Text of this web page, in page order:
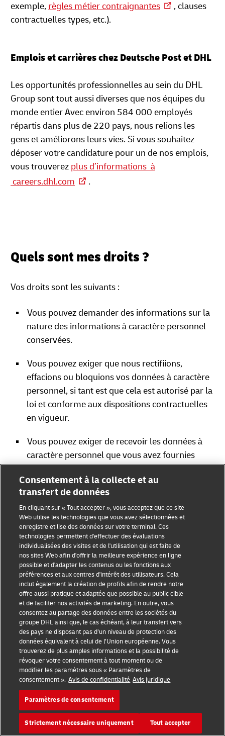
exemple, règles métier contraignantes
, clauses
contractuelles types, etc.).
Emplois et carrières chez Deutsche Post et DHL
Les opportunités professionnelles au sein du DHL
Group sont tout aussi diverses que nos équipes du
monde entier Avec environ 584 000 employés
répartis dans plus de 220 pays, nous relions les
gens et améliorons leurs vies. Si vous souhaitez
déposer votre candidature pour un de nos emplois,
vous trouverez plus d’informations à
careers.dhl.com
.
Quels sont mes droits ?
Vos droits sont les suivants :
Vous pouvez demander des informations sur la
nature des informations à caractère personnel
conservées.
Vous pouvez exiger que nous rectifiions,
effacions ou bloquions vos données à caractère
personnel, si tant est que cela est autorisé par la
loi et conforme aux dispositions contractuelles
en vigueur.
Vous pouvez exiger de recevoir les données à
caractère personnel que vous avez fournies
dans un format structuré, couramment utilisé et
lisible par machine.
Vous êtes en droit d’introduire une réclamation
auprès d’une autorité de contrôle.
Identifier votre autorité de protection des données
Droit d’obtention
Vous pouvez obtenir vos informations en contactant
le délégué à la protection des données ici:DHL à la
protection des données.
Droit d’opposition
Le droit d’opposition s’applique à tous les
Consentement à la collecte et au
transfert de données
En cliquant sur « Tout accepter », vous acceptez que ce site
Web utilise les technologies que vous avez sélectionnées et
enregistre et lise des données sur votre terminal. Ces
technologies permettent d'effectuer des évaluations
individualisées des visites et de l'utilisation qui est faite de
nos sites Web afin d'offrir la meilleure expérience en ligne
possible et d'adapter les contenus ou les fonctions aux
préférences et aux centres d'intérêt des utilisateurs. Cela
inclut également la création de profils afin de rendre notre
offre aussi pratique et adaptée que possible au public cible
et de faciliter nos activités de marketing. En outre, vous
consentez au partage des données entre les sociétés du
groupe DHL ainsi que, le cas échéant, à leur transfert vers
des pays ne disposant pas d’un niveau de protection des
données équivalent à celui de l’Union européenne. Vous
trouverez de plus amples informations et la possibilité de
révoquer votre consentement à tout moment ou de
modifier les paramètres sous « Paramètres de
consentement ». Avis de confidentialité Avis juridique
Paramètres de consentement
Strictement nécessaire uniquement Tout accepter